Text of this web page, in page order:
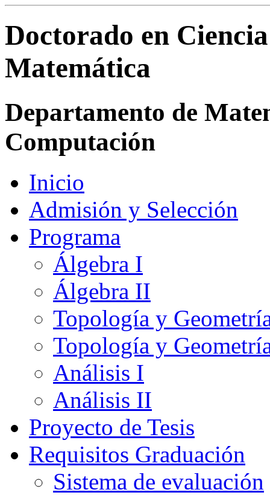
Doctorado en
Matemática
Departamento de
Computación
Inicio
Admisión y Selección
Programa
Álgebra I
Álgebra II
Topología y
Topología y
Análisis I
Análisis II
Proyecto de Tesis
Requisitos Graduación
Sistema de evaluación